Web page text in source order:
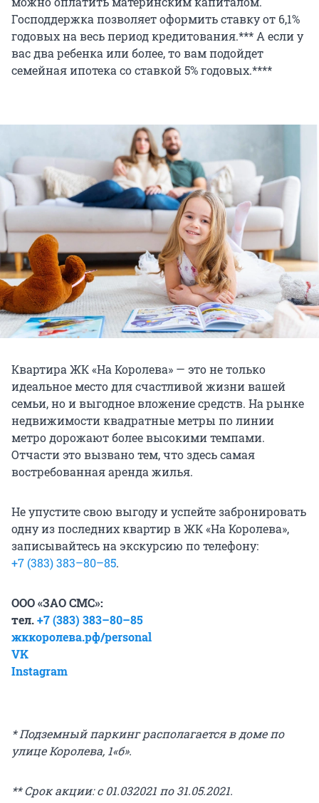
Господдержка позволяет оформить ставку от 6,1%
годовых на весь период кредитования.*** А если у
вас два ребенка или более, то вам подойдет
семейная ипотека со ставкой 5% годовых.****
Квартира ЖК «На Королева» — это не только
идеальное место для счастливой жизни вашей
семьи, но и выгодное вложение средств. На рынке
недвижимости квадратные метры по линии
метро дорожают более высокими темпами.
Отчасти это вызвано тем, что здесь самая
востребованная аренда жилья.
Не упустите свою выгоду и успейте забронировать
одну из последних квартир в ЖК «На Королева»,
записывайтесь на экскурсию по телефону:
+7 (383) 383–80–85.
ООО «ЗАО СМС»:
тел.+7 (383) 383–80–85
жккоролева.рф/personal
VK
Instagram
* Подземный паркинг располагается в доме по
улицеКоролева, 1«б».
** Срок акции: с 01.032021 по 31.05.2021.